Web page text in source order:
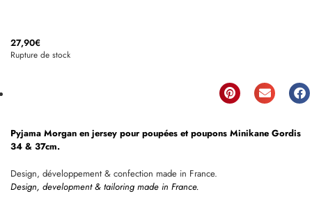
27,90€
Rupture de stock
Pyjama Morgan en jersey pour poupées et poupons Minikane Gordis
34 & 37cm.
Design, développement & confection made in France.
Design, development & tailoring made in France.